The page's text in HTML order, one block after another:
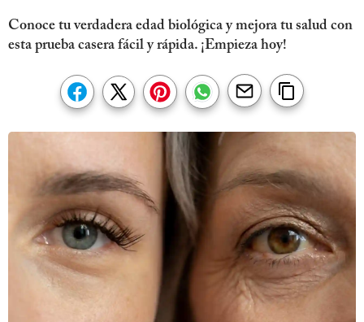
Conoce tu verdadera edad biológica y mejora tu salud con
esta prueba casera fácil y rápida. ¡Empieza hoy!